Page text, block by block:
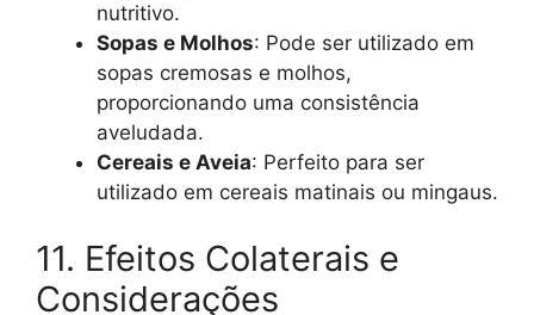
nutritivo.
Sopas e Molhos: Pode ser utilizado em
sopas cremosas e molhos,
proporcionando uma consistência
aveludada.
Cereais e Aveia: Perfeito para ser
utilizado em cereais matinais ou mingaus.
11. Efeitos Colaterais e
Considerações